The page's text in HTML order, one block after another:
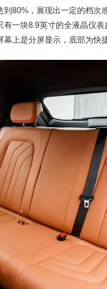
80%，展现出一定的档次
一块8.9英寸的全液晶仪
上是分屏显示，底部为快